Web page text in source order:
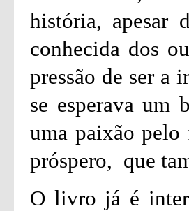
história, apesar
conhecida dos
pressão de ser a
se esperava um
uma paixão
próspero, que
O livro já é